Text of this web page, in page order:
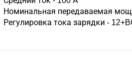
Номинальная передаваемая
Регулировка тока зарядки -